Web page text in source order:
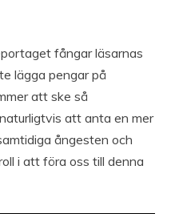
fångar läsarnas
lägga pengar på
att ske så
att anta en mer
ångesten och
i att föra oss till denna